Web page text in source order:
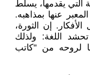
التي يقدمها، يسلط
عنها بمذاهبه.
إن الثورة،
اللغة: ولذلك
لروحه من "كاتب